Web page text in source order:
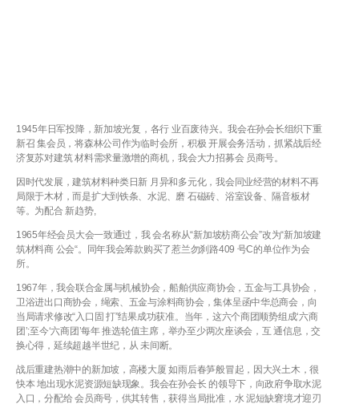
1945年日军投降，新加坡光复，各行 业百废待兴。我会在孙会长组织下重
新召 集会员，将森林公司作为临时会所，积极 开展会务活动，抓紧战后经
济复苏对建筑 材料需求量激增的商机，我会大力招募会 员商号。
因时代发展，建筑材料种类日新 月异和多元化，我会同业经营的材料不再
局限于木材，而是扩大到铁条、水泥、磨 石磁砖、浴室设备、隔音板材
等。为配合 新趋势,
1965年经会员大会一致通过，我 会名称从“新加坡枋商公会”改为“新加坡建
筑材料商 公会“。同年我会筹款购买了惹兰勿刹路409 号C的单位作为会
所。
1967年，我会联合金属与机械协会，船舶供应商协会，五金与工具协会，
卫浴进出口商协会，绳索、五金与涂料商协会，集体呈函中华总商会，向
当局请求修改“入口固 打”结果成功获准。当年，这六个商团顺势组成‘六商
团’;至今‘六商团’每年 推选轮值主席，举办至少两次座谈会，互 通信息，交
换心得，延续超越半世纪，从 未间断。
战后重建热潮中的新加坡，高楼大厦 如雨后春笋般冒起，因大兴土木，很
快本 地出现水泥资源短缺现象。我会在孙会长 的领导下，向政府争取水泥
入口，分配给 会员商号，供其转售，获得当局批准，水 泥短缺窘境才迎刃